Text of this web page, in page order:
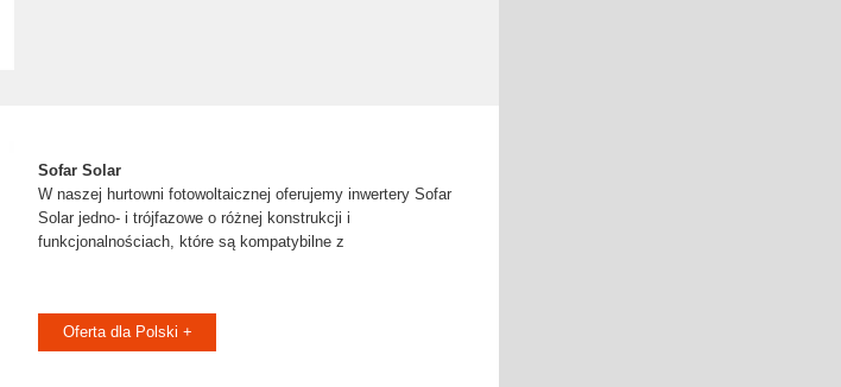
Sofar Solar
W naszej hurtowni fotowoltaicznej oferujemy inwertery Sofar
Solar jedno- i trójfazowe o różnej konstrukcji i
funkcjonalnościach, które są kompatybilne z
Oferta dla Polski +